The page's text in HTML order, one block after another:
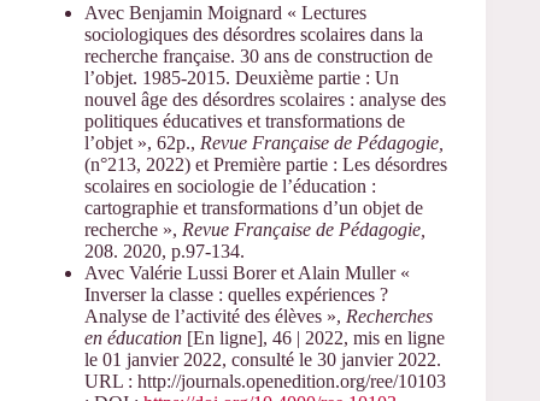
Avec Benjamin Moignard « Lectures
sociologiques des désordres scolaires dans la
recherche française. 30 ans de construction de
l’objet. 1985-2015. Deuxième partie : Un
nouvel âge des désordres scolaires : analyse des
politiques éducatives et transformations de
l’objet », 62p., Revue Française de Pédagogie,
(n°213, 2022) et Première partie : Les désordres
scolaires en sociologie de l’éducation :
cartographie et transformations d’un objet de
recherche », Revue Française de Pédagogie,
208. 2020, p.97-134.
Avec Valérie Lussi Borer et Alain Muller «
Inverser la classe : quelles expériences ?
Analyse de l’activité des élèves », Recherches
en éducation [En ligne], 46 | 2022, mis en ligne
le 01 janvier 2022, consulté le 30 janvier 2022.
URL : http://journals.openedition.org/ree/10103